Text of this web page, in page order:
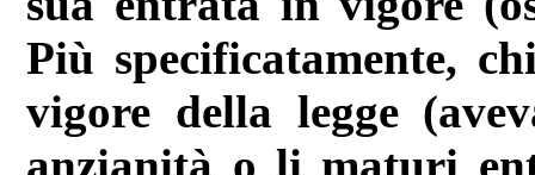
Più specificatamente,
vigore della legge
anzianità o li maturi